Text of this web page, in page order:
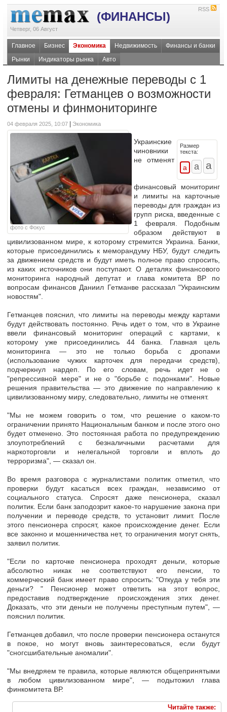
(ФИНАНСЫ)
Четверг, 06 Август
RSS
Главное Бизнес Экономика Недвижимость
Финансы и банки
Рынки
Индикаторы рынка Авто
Лимиты на денежные переводы с 1
февраля: Гетманцев о возможности
отмены и финмониторинге
04 февраля 2025, 10:07 Экономика
фото с Фокус
Размер
текста:
Украинские
чиновники
не отменят
финансовый мониторинг
и лимиты на карточные
переводы для граждан из
групп риска, введенные с
1 февраля. Подобным
образом действуют в
цивилизованном мире, к которому стремится Украина. Банки,
которые присоединились к меморандуму НБУ, будут следить
за движением средств и будут иметь полное право спросить,
из каких источников они поступают. О деталях финансового
мониторинга народный депутат и глава комитета ВР по
вопросам финансов Даниил Гетманве рассказал "Украинским
новостям".
Гетманцев пояснил, что лимиты на переводы между картами
будут действовать постоянно. Речь идет о том, что в Украине
ввели финансовый мониторинг операций с картами, к
которому уже присоединились 44 банка. Главная цель
мониторинга — это не только борьба с дропами
(использование чужих карточек для передачи средств),
подчеркнул нардеп. По его словам, речь идет не о
"репрессивной мере" и не о "борьбе с подонками". Новые
решения правительства — это движение по направлению к
цивилизованному миру, следовательно, лимиты не отменят.
"Мы не можем говорить о том, что решение о каком-то
ограничении принято Национальным банком и после этого оно
будет отменено. Это постоянная работа по предупреждению
злоупотреблений с безналичными расчетами для
наркоторговли и нелегальной торговли и вплоть до
терроризма", — сказал он.
Во время разговора с журналистами политик отметил, что
проверки будут касаться всех граждан, независимо от
социального статуса. Спросят даже пенсионера, сказал
политик. Если банк заподозрит какое-то нарушение закона при
получении и переводе средств, то установит лимит. После
этого пенсионера спросят, какое происхождение денег. Если
все законно и мошенничества нет, то ограничения могут снять,
заявил политик.
"Если по карточке пенсионера проходят деньги, которые
абсолютно никак не соответствуют его пенсии, то
коммерческий банк имеет право спросить: "Откуда у тебя эти
деньги? " Пенсионер может ответить на этот вопрос,
предоставив подтверждение происхождения этих денег.
Доказать, что эти деньги не получены преступным путем", —
пояснил политик.
Гетманцев добавил, что после проверки пенсионера останутся
в покое, но могут вновь заинтересоваться, если будут
"сногсшибательные аномалии".
"Мы внедряем те правила, которые являются общепринятыми
в любом цивилизованном мире", — подытожил глава
финкомитета ВР.
Читайте также: